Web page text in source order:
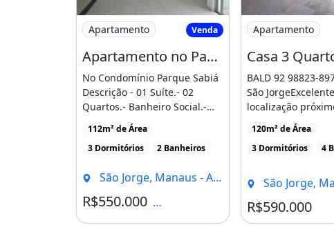
Valor R$ 460 mil
Aceita financiamento bancário
Cadastre seus imóveis conosco,
inserções e podemos publicar várias
mesmo anúncio o que destaca o
oportunidades de negócio.
!!
INFORMAÇÕES 24h ON-LINE
Imagem: Apartamento no Parque Sabiá - Dom
Apartamento Venda
Apartamento no Parque Sabiá - Dom Pedro
No Condomínio Parque Sabiá
Descrição - 01 Suíte.- 02
Quartos.- Banheiro Social.-
Sala de Estar/Jantar.- [...]
112m² de Área
3 Dormitórios
2 Banheiros
São Jorge, Manaus - AM
R$550.000 Condomínio R$850
Imagem: Casa 3
Apartamento
BALD 92 98823-
São JorgeExcelente
localização
avenida.03
[...]
120m² de Área
3 Dormitórios
4
São Jorge,
R$590.000